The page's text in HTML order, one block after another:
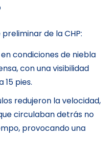
de la CHP:
condiciones de niebla
con una visibilidad
15 pies.
redujeron la velocidad,
circulaban detrás no
provocando una